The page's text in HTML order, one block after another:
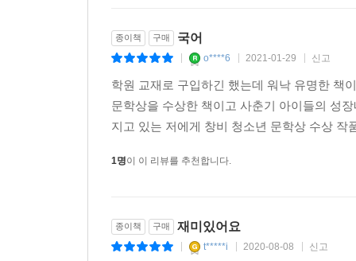
종이책 구매 국어
o****6 2021-01-29 신고
학원 교재로 구입하긴 했는데 워낙 유명한 책
문학상을 수상한 책이고 사춘기 아이들의 성
지고 있는 저에게 창비 청소년 문학상 수상
1명이 이 리뷰를 추천합니다.
종이책 구매 재미있어요
t*****i 2020-08-08 신고